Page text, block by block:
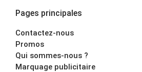
Pages principales
Contactez-nous
Promos
Qui sommes-nous ?
Marquage publicitaire